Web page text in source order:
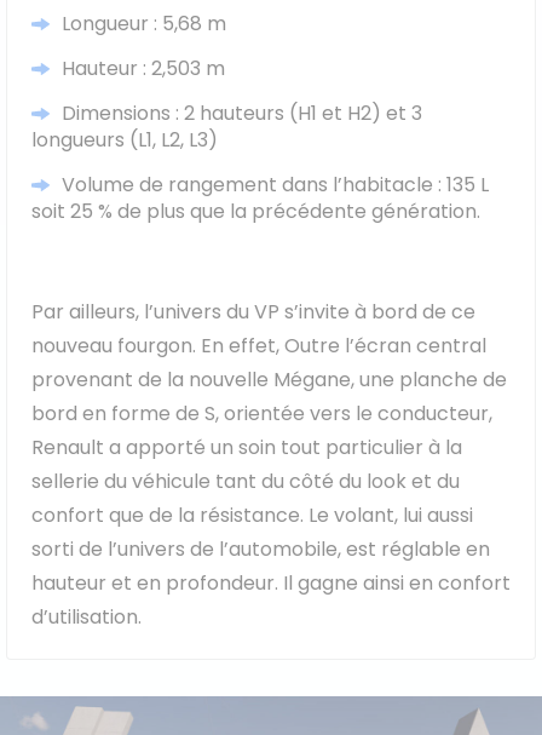
Longueur : 5,68 m
Hauteur : 2,503 m
Dimensions : 2 hauteurs (H1 et H2) et 3
longueurs (L1, L2, L3)
Volume de rangement dans l’habitacle : 135 L
soit 25 % de plus que la précédente génération.
Par ailleurs, l’univers du VP s’invite à bord de ce
nouveau fourgon. En effet, Outre l’écran central
provenant de la nouvelle Mégane, une planche de
bord en forme de S, orientée vers le conducteur,
Renault a apporté un soin tout particulier à la
sellerie du véhicule tant du côté du look et du
confort que de la résistance. Le volant, lui aussi
sorti de l’univers de l’automobile, est réglable en
hauteur et en profondeur. Il gagne ainsi en confort
d’utilisation.